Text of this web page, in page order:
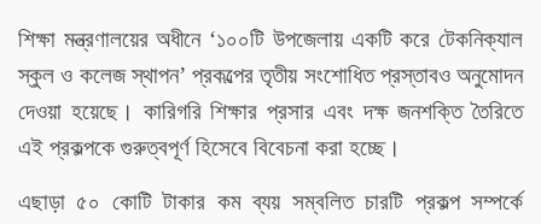
শিক্ষা মন্ত্রণালয়ের অধীনে ‘১০০টি উপজেলায় একটি করে টেকনিক্যাল
স্কুল ও কলেজ স্থাপন’ প্রকল্পের তৃতীয় সংশোধিত প্রস্তাবও অনুমোদন
দেওয়া হয়েছে। কারিগরি শিক্ষার প্রসার এবং দক্ষ জনশক্তি তৈরিতে
এই প্রকল্পকে গুরুত্বপূর্ণ হিসেবে বিবেচনা করা হচ্ছে।
এছাড়া ৫০ কোটি টাকার কম ব্যয় সম্বলিত চারটি প্রকল্প সম্পর্কে